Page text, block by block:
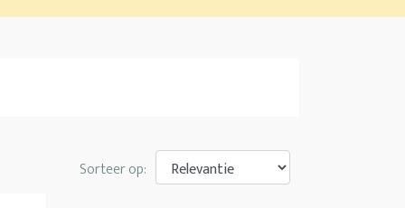
Sorteer op: